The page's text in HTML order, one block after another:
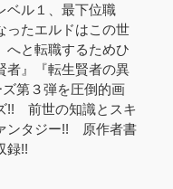
ル１、最下位職
ったエルドはこの世
へと転職するためひ
』『転生賢者の異
第３弾を圧倒的画
!! 前世の知識とスキ
ンタジー!! 原作者書
録!!